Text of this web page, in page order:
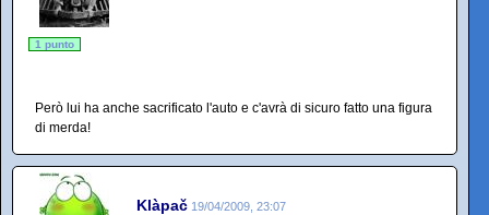
1 punto
Però lui ha anche sacrificato l'auto e c'avrà di sicuro fatto una figura
di merda!
Klàpač 19/04/2009, 23:07